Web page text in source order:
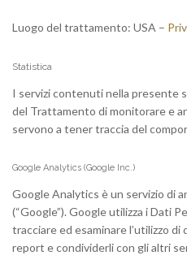
Luogo del trattamento: USA –
Statistica
I servizi contenuti nella presente
del Trattamento di monitorare e
servono a tener traccia del
Google Analytics (Google Inc.)
Google Analytics è un servizio di
(“Google”). Google utilizza i Dati
tracciare ed esaminare l’utilizzo
report e condividerli con gli altri